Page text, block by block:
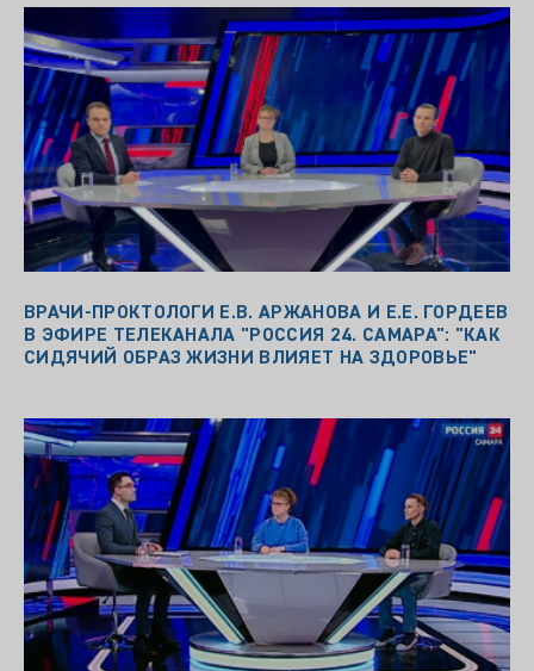
ВРАЧИ-ПРОКТОЛОГИ Е.В. АРЖАНОВА И Е.Е. ГОРДЕЕВ
В ЭФИРЕ ТЕЛЕКАНАЛА "РОССИЯ 24. САМАРА": "КАК
СИДЯЧИЙ ОБРАЗ ЖИЗНИ ВЛИЯЕТ НА ЗДОРОВЬЕ"